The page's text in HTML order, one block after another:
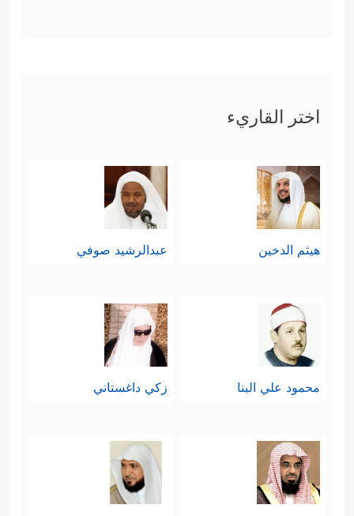
اختر القاريء
هيثم الدخين عبدالرشيد صوفي
محمود علي البنا زكي داغستاني